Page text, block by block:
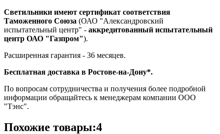
Светильники имеют сертификат соответствия
Таможенного Союза (ОАО "Александровский
испытательный центр" - аккредитованный испытательный
центр ОАО "Газпром").
Расширенная гарантия - 36 месяцев.
Бесплатная доставка в Ростове-на-Дону*.
По вопросам сотрудничества и получения более подробной
информации обращайтесь к менеджерам компании ООО
"Тэнс".
Похожие товары:4